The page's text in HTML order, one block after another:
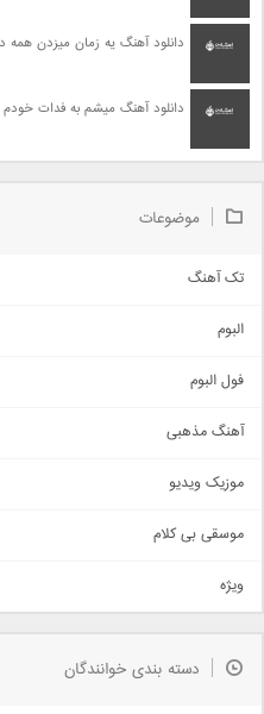
دانلود آهنگ یه زمان میزدن همه
دانلود آهنگ میشم به فدات
موضوعات
تک آهنگ
اجتماعی
حماسی
سنتی
اهنگ بندرعباسی
دمو
مذهبی
جدیدترین ها
البوم
فول البوم
آهنگ مذهبی
موزیک ویدیو
موسقی بی کلام
ویژه
دسته بندی خوانندگان